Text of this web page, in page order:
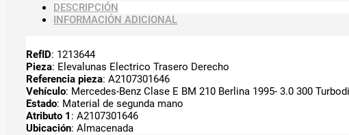
DESCRIPCIÓN
INFORMACIÓN ADICIONAL
RefID: 1213644
Pieza: Elevalunas Electrico Trasero Derecho
Referencia pieza: A2107301646
Vehículo: Mercedes-Benz Clase E BM 210 Berlina 1995- 3.0 300
Estado: Material de segunda mano
Atributo 1 : A2107301646
Ubicación: Almacenada